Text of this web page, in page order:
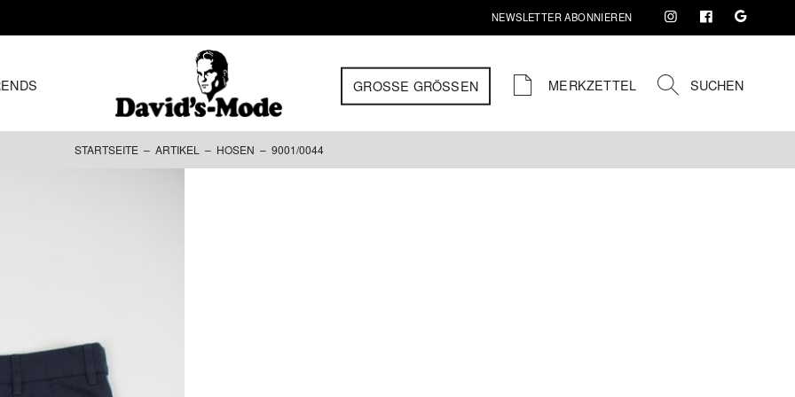
NEWSLETTER ABONNIEREN
GROSSE GRÖSSEN MERKZETTEL SUCHEN
STARTSEITE – ARTIKEL – HOSEN – 9001/0044